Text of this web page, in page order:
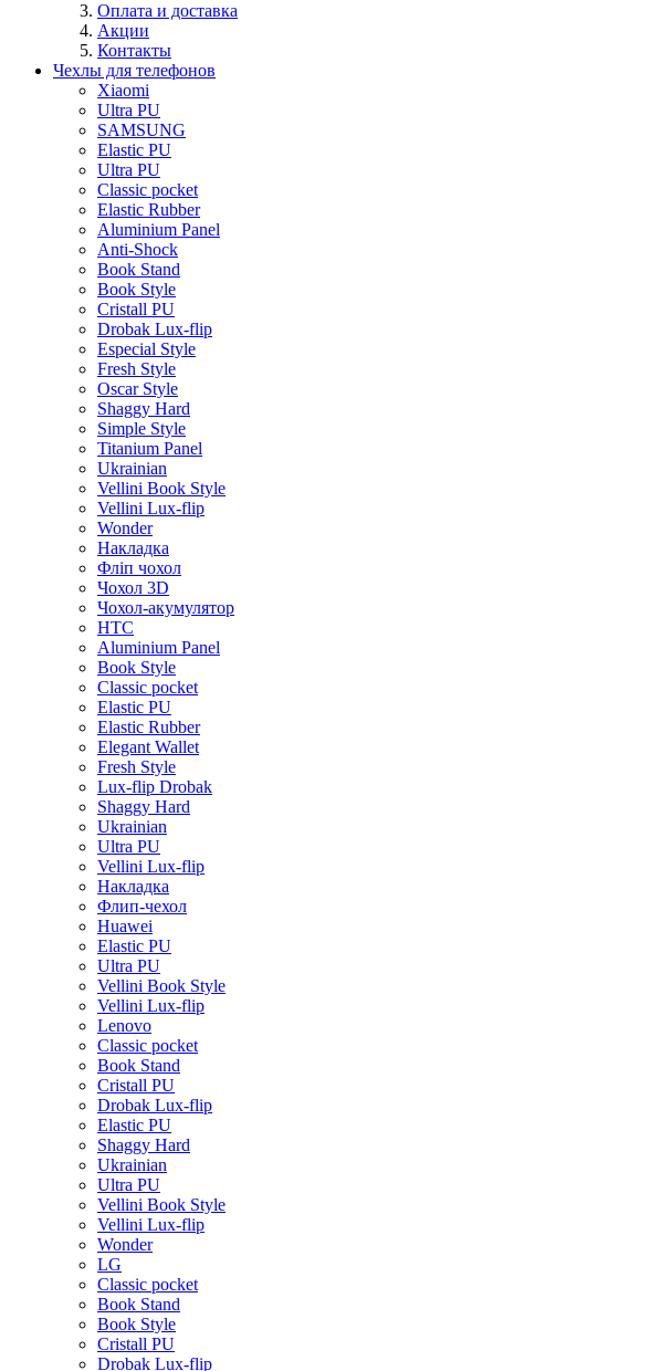
Оплата и доставка
Акции
Контакты
Чехлы для телефонов
Xiaomi
Ultra PU
SAMSUNG
Elastic PU
Ultra PU
Classic pocket
Elastic Rubber
Aluminium Panel
Anti-Shock
Book Stand
Book Style
Cristall PU
Drobak Lux-flip
Especial Style
Fresh Style
Oscar Style
Shaggy Hard
Simple Style
Titanium Panel
Ukrainian
Vellini Book Style
Vellini Lux-flip
Wonder
Накладка
Фліп чохол
Чохол 3D
Чохол-акумулятор
HTC
Aluminium Panel
Book Style
Classic pocket
Elastic PU
Elastic Rubber
Elegant Wallet
Fresh Style
Lux-flip Drobak
Shaggy Hard
Ukrainian
Ultra PU
Vellini Lux-flip
Накладка
Флип-чехол
Huawei
Elastic PU
Ultra PU
Vellini Book Style
Vellini Lux-flip
Lenovo
Classic pocket
Book Stand
Cristall PU
Drobak Lux-flip
Elastic PU
Shaggy Hard
Ukrainian
Ultra PU
Vellini Book Style
Vellini Lux-flip
Wonder
LG
Classic pocket
Book Stand
Book Style
Cristall PU
Drobak Lux-flip